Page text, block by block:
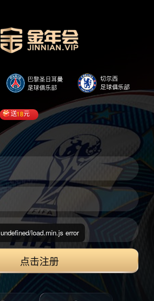
送18元
点击注册
undefined/load.min.js error